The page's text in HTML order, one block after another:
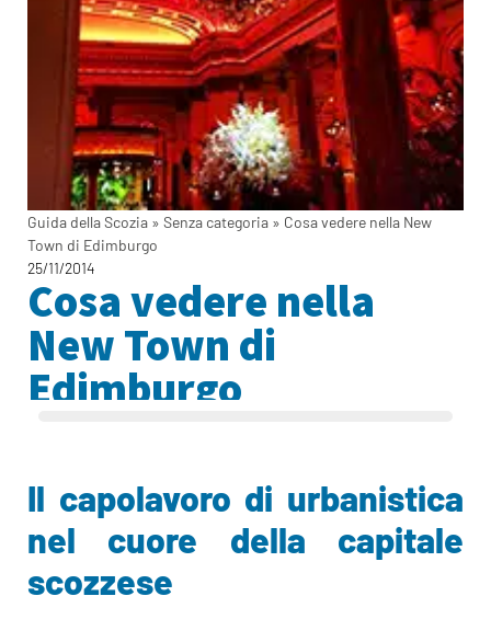
Guida della Scozia » Senza categoria » Cosa vedere nella New
Town di Edimburgo
25/11/2014
Cosa vedere nella
New Town di
Edimburgo
Il capolavoro di urbanistica
nel cuore della capitale
scozzese